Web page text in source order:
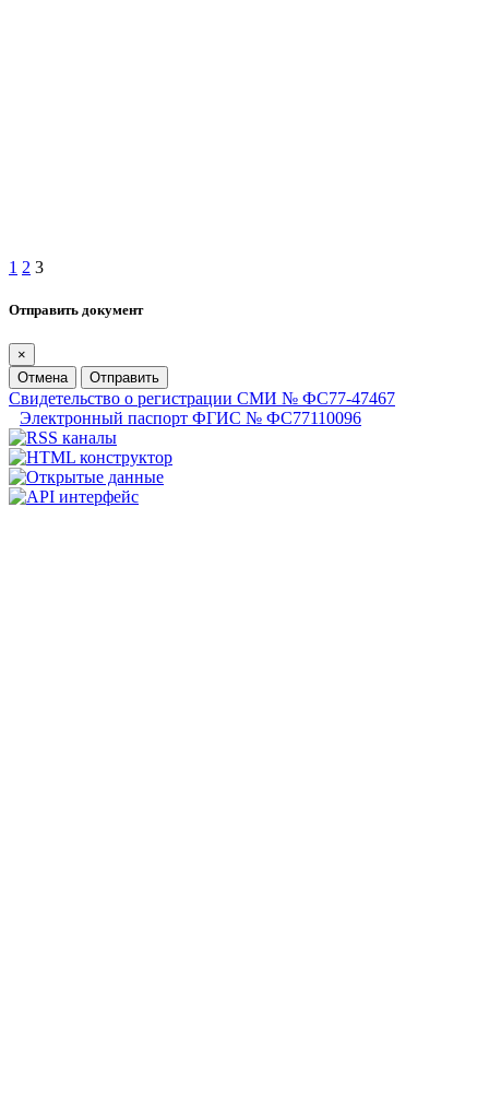
1 2 3
Отправить документ
×
Отмена
Отправить
Свидетельство о регистрации СМИ № ФС77-47467
Электронный паспорт ФГИС № ФС77110096